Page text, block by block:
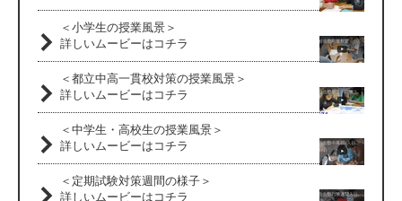
＜小学生の授業風景＞
詳しいムービーはコチラ
＜都立中高一貫校対策の授業風景＞
詳しいムービーはコチラ
＜中学生・高校生の授業風景＞
詳しいムービーはコチラ
＜定期試験対策週間の様子＞
詳しいムービーはコチラ